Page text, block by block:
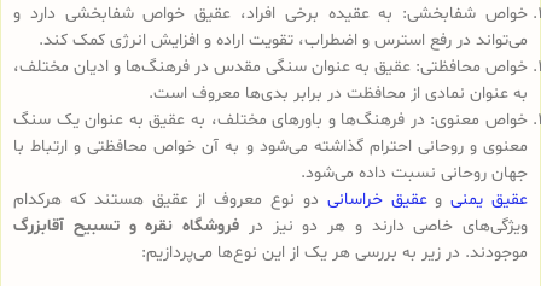
خواص شفابخشی: به عقیده برخی افراد، عقیق خواص شفابخشی دارد و
می‌تواند در رفع استرس و اضطراب، تقویت اراده و افزایش انرژی کمک کند.
خواص محافظتی: عقیق به عنوان سنگی مقدس در فرهنگ‌ها و ادیان مختلف،
به عنوان نمادی از محافظت در برابر بدی‌ها معروف است.
خواص معنوی: در فرهنگ‌ها و باورهای مختلف، به عقیق به عنوان یک سنگ
معنوی و روحانی احترام گذاشته می‌شود و به آن خواص محافظتی و ارتباط با
جهان روحانی نسبت داده می‌شود.
عقیق یمنیوعقیق خراسانی دو نوع معروف از عقیق هستند که هرکدام
ویژگی‌های خاصی دارند و هر دو نیز در فروشگاه نقره و تسبیح آقابزرگ
موجودند. در زیر به بررسی هر یک از این نوع‌ها می‌پردازیم: